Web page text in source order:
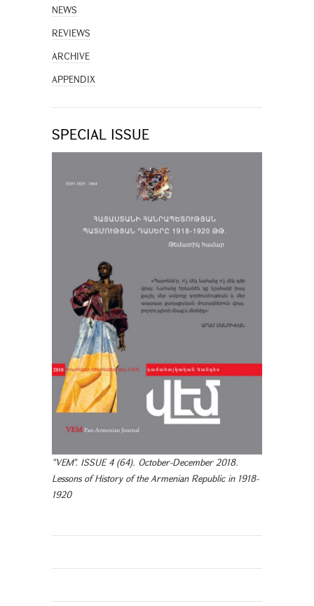
NEWS
REVIEWS
ARCHIVE
APPENDIX
SPECIAL ISSUE
"VEM". ISSUE 4 (64). October-December 2018.
Lessons of History of the Armenian Republic in 1918-
1920